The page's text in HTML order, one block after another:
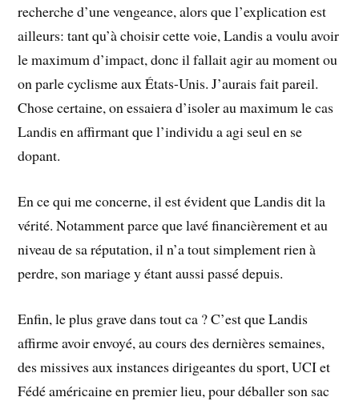
recherche d’une vengeance, alors que l’explication est
ailleurs: tant qu’à choisir cette voie, Landis a voulu avoir
le maximum d’impact, donc il fallait agir au moment ou
on parle cyclisme aux États-Unis. J’aurais fait pareil.
Chose certaine, on essaiera d’isoler au maximum le cas
Landis en affirmant que l’individu a agi seul en se
dopant.
En ce qui me concerne, il est évident que Landis dit la
vérité. Notamment parce que lavé financièrement et au
niveau de sa réputation, il n’a tout simplement rien à
perdre, son mariage y étant aussi passé depuis.
Enfin, le plus grave dans tout ca ? C’est que Landis
affirme avoir envoyé, au cours des dernières semaines,
des missives aux instances dirigeantes du sport, UCI et
Fédé américaine en premier lieu, pour déballer son sac